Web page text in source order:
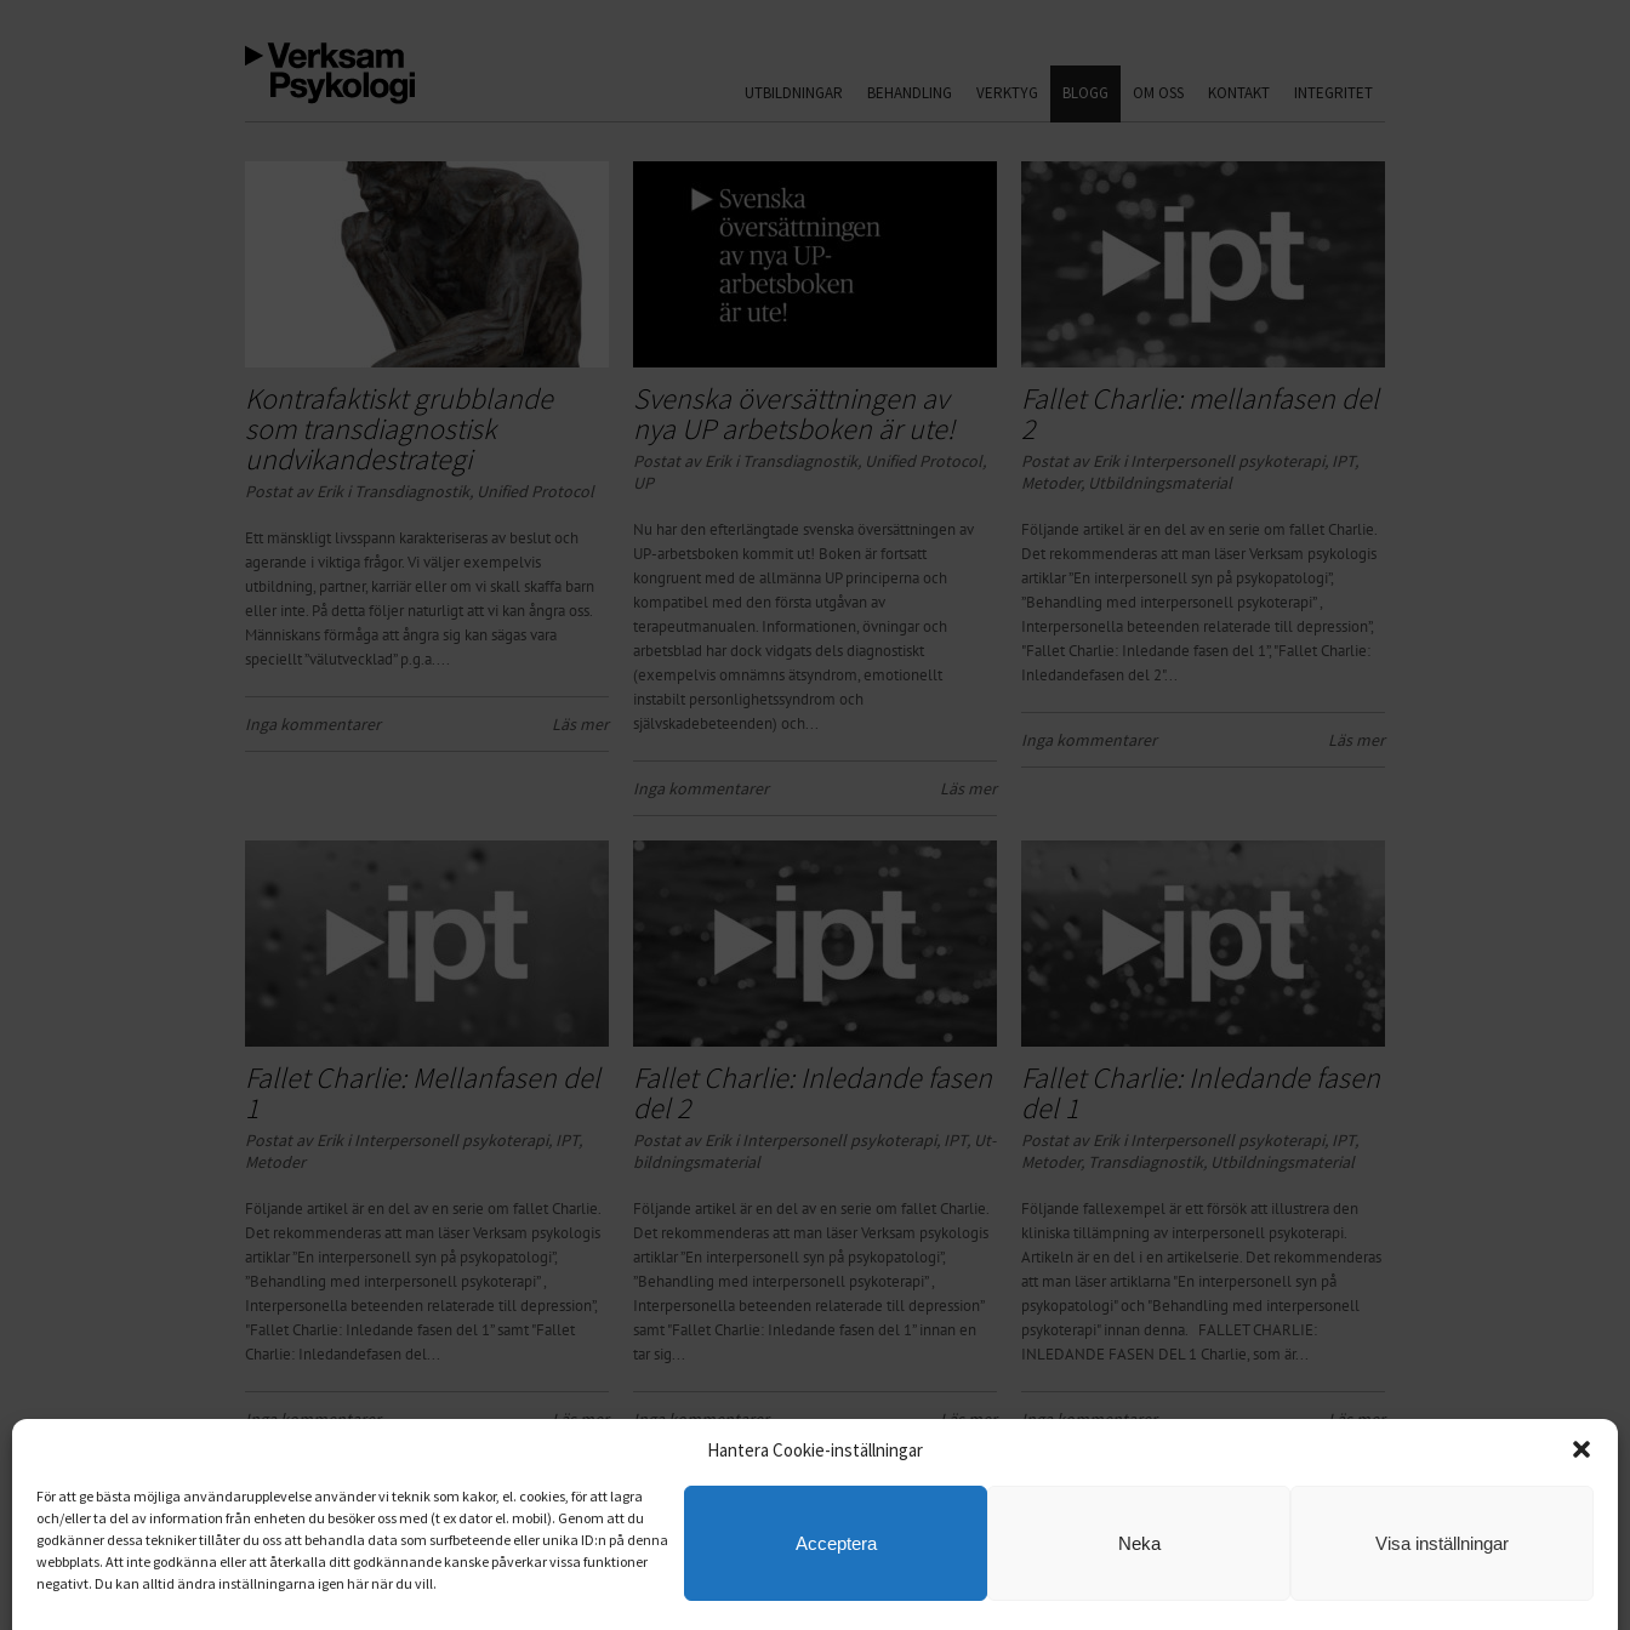
Hantera Cookie-inställningar
För att ge bästa möjliga användarupplevelse använder vi teknik som kakor, el. cookies, för att lagra
och/eller ta del av information från enheten du besöker oss med (t ex dator el. mobil). Genom att du
godkänner dessa tekniker tillåter du oss att behandla data som surfbeteende eller unika ID:n på denna
webbplats. Att inte godkänna eller att återkalla ditt godkännande kanske påverkar vissa funktioner
negativt. Du kan alltid ändra inställningarna igen här när du vill.
Acceptera Neka Visa inställningar
UTBILDNINGAR BEHANDLING VERKTYG BLOGG OM OSS KONTAKT INTEGRITET
Kontrafaktiskt grubblande
som transdiagnostisk
undvikandestrategi
Postat av Erik i Transdiagnostik, Unified Protocol
Ett mänskligt livsspann karakteriseras av beslut och
agerande i viktiga frågor. Vi väljer exempelvis
utbildning, partner, karriär eller om vi skall skaffa barn
eller inte. På detta följer naturligt att vi kan ångra oss.
Människans förmåga att ångra sig kan sägas vara
speciellt ”välutvecklad” p.g.a....
Inga kommentarer Läs mer
Svenska översättningen av
nya UP arbetsboken är ute!
Postat av Erik i Transdiagnostik, Unified Protocol,
UP
Nu har den efterlängtade svenska översättningen av
UP-arbetsboken kommit ut! Boken är fortsatt
kongruent med de allmänna UP principerna och
kompatibel med den första utgåvan av
terapeutmanualen. Informationen, övningar och
arbetsblad har dock vidgats dels diagnostiskt
(exempelvis omnämns ätsyndrom, emotionellt
instabilt personlighetssyndrom och
självskadebeteenden) och...
Inga kommentarer Läs mer
Fallet Charlie: mellanfasen del
2
Postat av Erik iInter­­person­ell psyko­ter­api, IPT,
Metoder, Ut­­bild­n­ing­s­­mat­­er­ial
Följande artikel är en del av en serie om fallet Charlie.
Det rekommenderas att man läser Verksam psykologis
artiklar ”En interpersonell syn på psykopatologi”,
”Behandling med interpersonell psykoterapi” ,
Interpersonella beteenden relaterade till depression”,
"Fallet Charlie: Inledande fasen del 1”, "Fallet Charlie:
Inledandefasen del 2"...
Inga kommentarer Läs mer
Fallet Charlie: Mellanfasen del
1
Postat av Erik iInter­­person­ell psyko­ter­api, IPT,
Metoder
Följande artikel är en del av en serie om fallet Charlie.
Det rekommenderas att man läser Verksam psykologis
artiklar ”En interpersonell syn på psykopatologi”,
”Behandling med interpersonell psykoterapi” ,
Interpersonella beteenden relaterade till depression”,
"Fallet Charlie: Inledande fasen del 1” samt "Fallet
Charlie: Inledandefasen del...
Inga kommentarer Läs mer
Fallet Charlie: Inledande fasen
del 2
Postat av Erik iInter­­person­ell psyko­ter­api, IPT, Ut­­
bild­n­ing­s­­mat­­er­ial
Följande artikel är en del av en serie om fallet Charlie.
Det rekommenderas att man läser Verksam psykologis
artiklar ”En interpersonell syn på psykopatologi”,
”Behandling med interpersonell psykoterapi” ,
Interpersonella beteenden relaterade till depression”
samt "Fallet Charlie: Inledande fasen del 1” innan en
tar sig...
Inga kommentarer Läs mer
Fallet Charlie: Inledande fasen
del 1
Postat av Erik iInter­­person­ell psyko­ter­api, IPT,
Metoder, Transdiagnostik, Ut­­bild­n­ing­s­­mat­­er­ial
Följande fallexempel är ett försök att illustrera den
kliniska tillämpning av interpersonell psykoterapi.
Artikeln är en del i en artikelserie. Det rekommenderas
att man läser artiklarna "En interpersonell syn på
psykopatologi" och "Behandling med interpersonell
psykoterapi" innan denna. FALLET CHARLIE:
INLEDANDE FASEN DEL 1 Charlie, som är...
Inga kommentarer Läs mer
1 2 3 4 5 6 7 8 10 11 12 13 14 15 16